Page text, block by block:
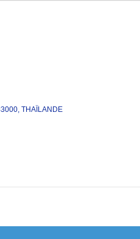
THAÏLANDE